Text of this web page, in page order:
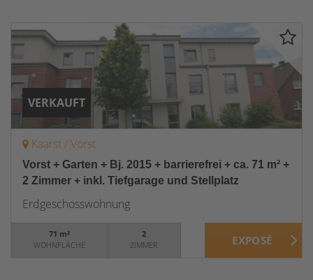
VERKAUFT
Kaarst / Vorst
Vorst + Garten + Bj. 2015 + barrierefrei + ca. 71 m² +
2 Zimmer + inkl. Tiefgarage und Stellplatz
Erdgeschosswohnung
71 m²
WOHNFLÄCHE
2
ZIMMER